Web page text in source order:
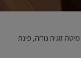
זוגית נוחה, פינת